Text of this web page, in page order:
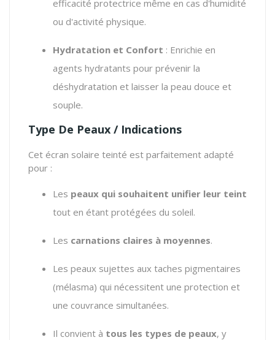
efficacité protectrice même en cas d'humidité
ou d'activité physique.
Hydratation et Confort : Enrichie en
agents hydratants pour prévenir la
déshydratation et laisser la peau douce et
souple.
Type De Peaux / Indications
Cet écran solaire teinté est parfaitement adapté
pour :
Les peaux qui souhaitent unifier leur teint
tout en étant protégées du soleil.
Les carnations claires à moyennes.
Les peaux sujettes aux taches pigmentaires
(mélasma) qui nécessitent une protection et
une couvrance simultanées.
Il convient à tous les types de peaux, y